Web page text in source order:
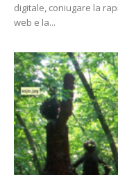
digitale, coniugare la
web e la...